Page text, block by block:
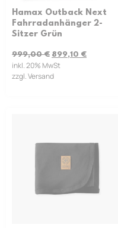
Hamax Outback Next
Fahrradanhänger 2-
Sitzer Grün
999,00€ 899,10 €
inkl. 20% MwSt
zzgl. Versand